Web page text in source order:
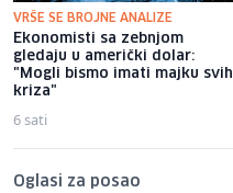
VRŠE SE BROJNE ANALIZE
Ekonomisti sa zebnjom
gledaju u američki dolar:
"Mogli bismo imati majku svih
kriza"
6 sati
Oglasi za posao